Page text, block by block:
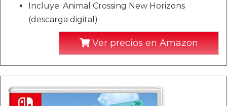
Incluye: Animal Crossing New Horizons
(descarga digital)
Ver precios en Amazon